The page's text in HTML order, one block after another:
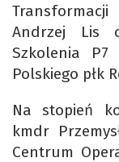
Andrzej Lis
Szkolenia P7
Polskiego płk
Na stopień
kmdr
Centrum